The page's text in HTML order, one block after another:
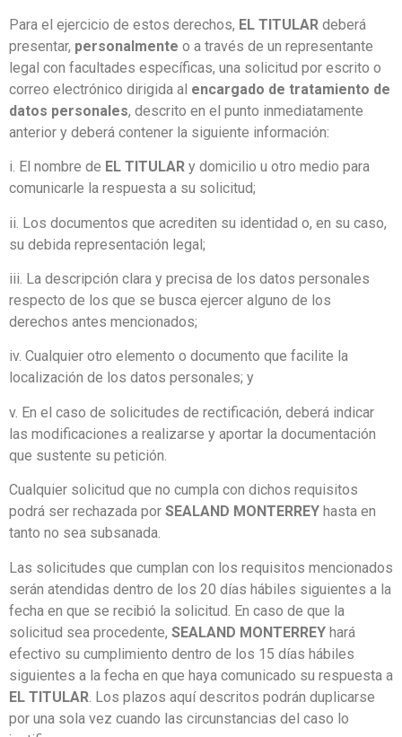
Para el ejercicio de estos derechos, EL TITULAR deberá
presentar, personalmente o a través de un representante
legal con facultades específicas, una solicitud por escrito o
correo electrónico dirigida al encargado de tratamiento de
datos personales, descrito en el punto inmediatamente
anterior y deberá contener la siguiente información:
i. El nombre de EL TITULAR y domicilio u otro medio para
comunicarle la respuesta a su solicitud;
ii. Los documentos que acrediten su identidad o, en su caso,
su debida representación legal;
iii. La descripción clara y precisa de los datos personales
respecto de los que se busca ejercer alguno de los
derechos antes mencionados;
iv. Cualquier otro elemento o documento que facilite la
localización de los datos personales; y
v. En el caso de solicitudes de rectificación, deberá indicar
las modificaciones a realizarse y aportar la documentación
que sustente su petición.
Cualquier solicitud que no cumpla con dichos requisitos
podrá ser rechazada por SEALAND MONTERREY hasta en
tanto no sea subsanada.
Las solicitudes que cumplan con los requisitos mencionados
serán atendidas dentro de los 20 días hábiles siguientes a la
fecha en que se recibió la solicitud. En caso de que la
solicitud sea procedente, SEALAND MONTERREY hará
efectivo su cumplimiento dentro de los 15 días hábiles
siguientes a la fecha en que haya comunicado su respuesta a
EL TITULAR . Los plazos aquí descritos podrán duplicarse
por una sola vez cuando las circunstancias del caso lo